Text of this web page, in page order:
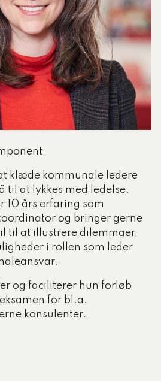
klæde kommunale ledere
til at lykkes med ledelse.
10 års erfaring som
og bringer gerne
til at illustrere dilemmaer,
i rollen som leder
og faciliterer hun forløb
for bl.a.
konsulenter.